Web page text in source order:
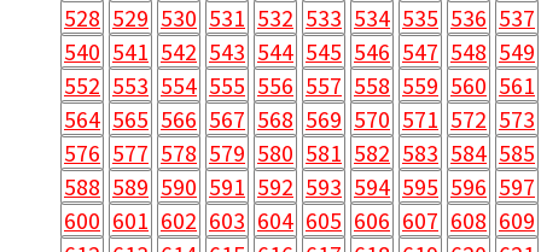
528 529 530 531 532 533 534 535 536 537
540 541 542 543 544 545 546 547 548 549
552 553 554 555 556 557 558 559 560 561
564 565 566 567 568 569 570 571 572 573
576 577 578 579 580 581 582 583 584 585
588 589 590 591 592 593 594 595 596 597
600 601 602 603 604 605 606 607 608 609